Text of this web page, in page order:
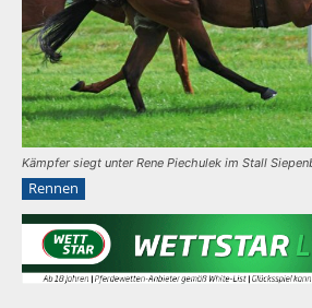
Kämpfer siegt unter Rene Piechulek im Stall
Rennen